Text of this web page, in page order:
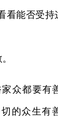
看能否受持
众都要有
的众生有